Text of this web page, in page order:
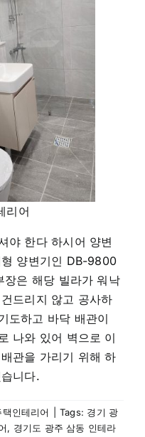
리어
야 한다 하시어 양변
양변기인 DB-9800
장은 해당 빌라가 워낙
드리지 않고 공사하
도하고 바닥 배관이
나와 있어 벽으로 이
관을 가리기 위해 하
니다.
택인테리어 Tags: 경기 광
, 경기도 광주 삼동 인테라